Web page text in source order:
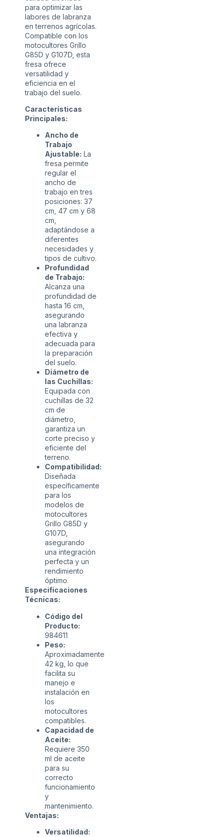
para optimizar las
labores de labranza
en terrenos agrícolas.
Compatible con los
motocultores Grillo
G85D y G107D, esta
fresa ofrece
versatilidad y
eficiencia en el
trabajo del suelo.
Características
Principales:
Ancho de
Trabajo
Ajustable: La
fresa permite
regular el
ancho de
trabajo en tres
posiciones: 37
cm, 47 cm y 68
cm,
adaptándose a
diferentes
necesidades y
tipos de cultivo.
Profundidad
de Trabajo:
Alcanza una
profundidad de
hasta 16 cm,
asegurando
una labranza
efectiva y
adecuada para
la preparación
del suelo.
Diámetro de
las Cuchillas:
Equipada con
cuchillas de 32
cm de
diámetro,
garantiza un
corte preciso y
eficiente del
terreno.
Compatibilidad:
Diseñada
específicamente
para los
modelos de
motocultores
Grillo G85D y
G107D,
asegurando
una integración
perfecta y un
rendimiento
óptimo.
Especificaciones
Técnicas:
Código del
Producto:
984611
Peso:
Aproximadamente
42 kg, lo que
facilita su
manejo e
instalación en
los
motocultores
compatibles.
Capacidad de
Aceite:
Requiere 350
ml de aceite
para su
correcto
funcionamiento
y
mantenimiento.
Ventajas:
Versatilidad: